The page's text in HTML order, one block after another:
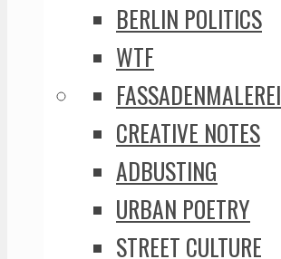
BERLIN POLITICS
WTF
FASSADENMALEREI
CREATIVE NOTES
ADBUSTING
URBAN POETRY
STREET CULTURE